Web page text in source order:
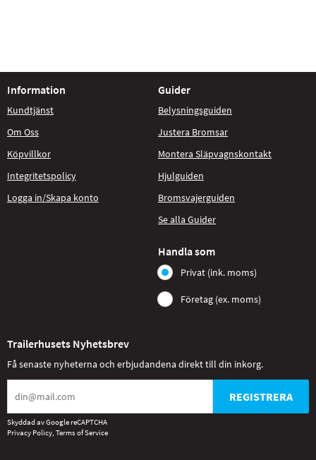
Information
Kundtjänst
Om Oss
Köpvillkor
Integritetspolicy
Logga in/Skapa konto
Guider
Belysningsguiden
Justera Bromsar
Montera Släpvagnskontakt
Hjulguiden
Bromsvajerguiden
Se alla Guider
Handla som
Privat (ink. moms)
Företag (ex. moms)
Trailerhusets Nyhetsbrev
Få senaste nyheterna och erbjudandena direkt till din inkorg.
REGISTRERA
Skyddad av Google reCAPTCHA
Privacy Policy, Terms of Service